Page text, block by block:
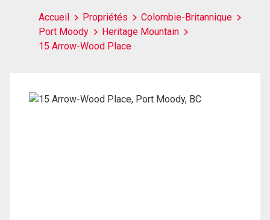
Accueil Propriétés
Colombie-Britannique
Port Moody
Heritage Mountain
15 Arrow-Wood Place